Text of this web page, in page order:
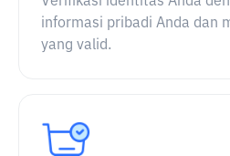
informasi pribadi Anda dan
yang valid.